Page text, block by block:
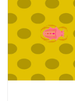
Merken
Beloningen